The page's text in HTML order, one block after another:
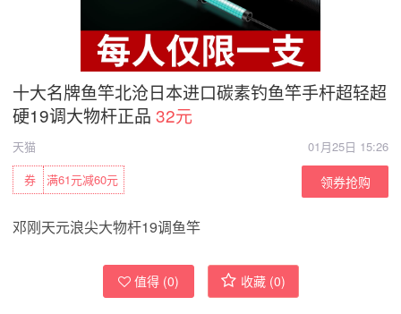
十大名牌鱼竿北沧日本进口碳素钓鱼竿手杆超轻超
硬19调大物杆正品 32元
天猫
01月25日 15:26
满61元减60元
券 领券抢购
邓刚天元浪尖大物杆19调鱼竿
值得 (0) 收藏 (0)